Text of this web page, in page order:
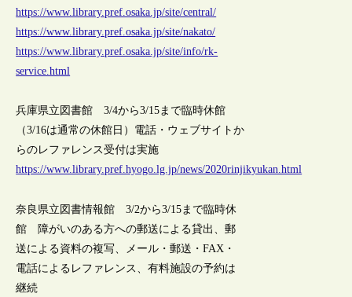
https://www.library.pref.osaka.jp/site/central/
https://www.library.pref.osaka.jp/site/nakato/
https://www.library.pref.osaka.jp/site/info/rk-
service.html
兵庫県立図書館 3/4から3/15まで臨時休館
（3/16は通常の休館日）電話・ウェブサイトか
らのレファレンス受付は実施
https://www.library.pref.hyogo.lg.jp/news/2020rinjikyukan.html
奈良県立図書情報館 3/2から3/15まで臨時休
館 障がいのある方への郵送による貸出、郵
送による資料の複写、メール・郵送・FAX・
電話によるレファレンス、有料施設の予約は
継続